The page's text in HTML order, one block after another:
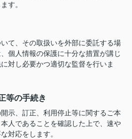
す。
て、その取扱いを外部に委託する場
個人情報の保護に十分な措置が講じ
対し必要かつ適切な監督を行いま
等の手続き
示、訂正、利用停止等に関するご本
人であることを確認した上で、速や
対応をします。